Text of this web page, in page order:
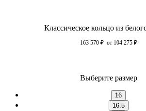
Классическое кольцо из
163 570 ₽ от 104 275 ₽
Выберите размер
16
16.5